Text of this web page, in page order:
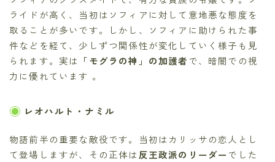
ライドが高く、当初はソフィアに対して意地悪な態度を
取ることが多いです。しかし、ソフィアに助けられた事
件などを経て、少しずつ関係性が変化していく様子も見
られます。実は 「モグラの神」の加護者で、暗闇での視
力に優れています 。
レオハルト・ナミル
物語前半の重要な敵役です。当初はカリッサの恋人とし
て登場しますが、その正体は反王政派のリーダーでした